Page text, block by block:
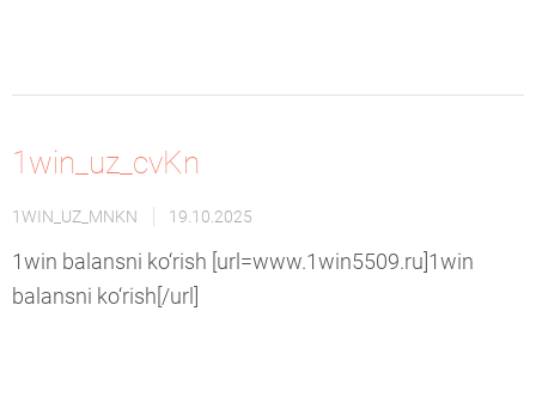
1win_uz_cvKn
1WIN_UZ_MNKN 19.10.2025
1win balansni ko‘rish [url=www.1win5509.ru]1win
balansni ko‘rish[/url]